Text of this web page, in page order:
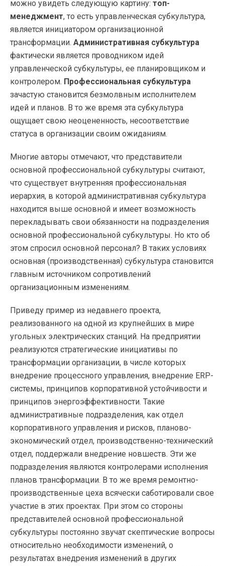
можно увидеть следующую картину: топ-
менеджмент, то есть управленческая субкультура,
является инициатором организационной
трансформации. Административная субкультура
фактически является проводником идей
управленческой субкультуры, ее планировщиком и
контролером. Профессиональная субкультура
зачастую становится безмолвным исполнителем
идей и планов. В то же время эта субкультура
ощущает свою неоцененность, несоответствие
статуса в организации своим ожиданиям.
Многие авторы отмечают, что представители
основной профессиональной субкультуры считают,
что существует внутренняя профессиональная
иерархия, в которой административная субкультура
находится выше основной и имеет возможность
перекладывать свои обязанности на подразделения
основной профессиональной субкультуры. Но кто об
этом спросил основной персонал? В таких условиях
основная (производственная) субкультура становится
главным источником сопротивлений
организационным изменениям.
Приведу пример из недавнего проекта,
реализованного на одной из крупнейших в мире
угольных электрических станций. На предприятии
реализуются стратегические инициативы по
трансформации организации, в числе которых
внедрение процессного управления, внедрение ERP-
системы, принципов корпоративной устойчивости и
принципов энергоэффективности. Такие
административные подразделения, как отдел
корпоративного управления и рисков, планово-
экономический отдел, производственно-технический
отдел, поддержали внедрение новшеств. Эти же
подразделения являются контролерами исполнения
планов трансформации. В то же время ремонтно-
производственные цеха всячески саботировали свое
участие в этих проектах. При этом со стороны
представителей основной профессиональной
субкультуры постоянно звучат скептические вопросы
относительно необходимости изменений, о
результатах внедрения изменений в других